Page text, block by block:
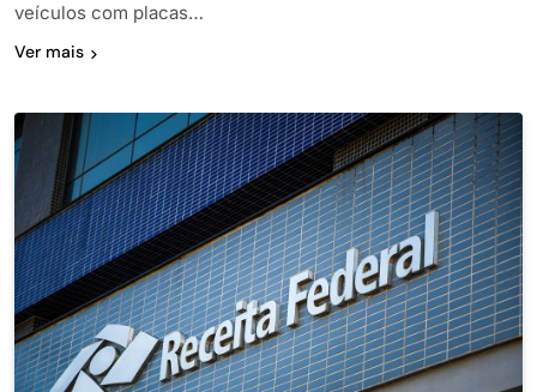
veículos com placas…
Ver mais